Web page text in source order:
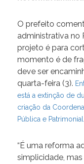
O prefeito
administrativa no
projeto é para
momento é de
deve ser
quarta-feira (3).
está a extinção de
criação da
Pública e Patrimonial.
“É uma reforma
simplicidade,